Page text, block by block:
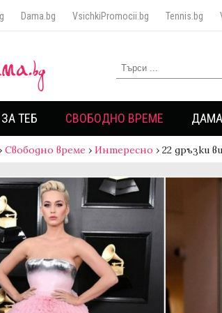
Dama.bg VsichkiPromocii.bg Tennis.bg
ТЕБ СВОБОДНО ВРЕМЕ
Свободно време › Интересно › 22 дръзки